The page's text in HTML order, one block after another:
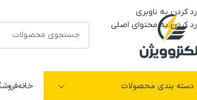
رد کردن به ناوبری
رد کردن به محتوای اصلی
دسته بندی محصولات خانه